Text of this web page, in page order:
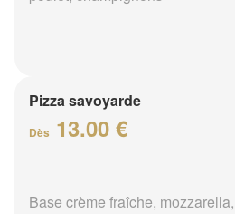
Pizza savoyarde
Dès 13.00 €
Base crème fraîche,